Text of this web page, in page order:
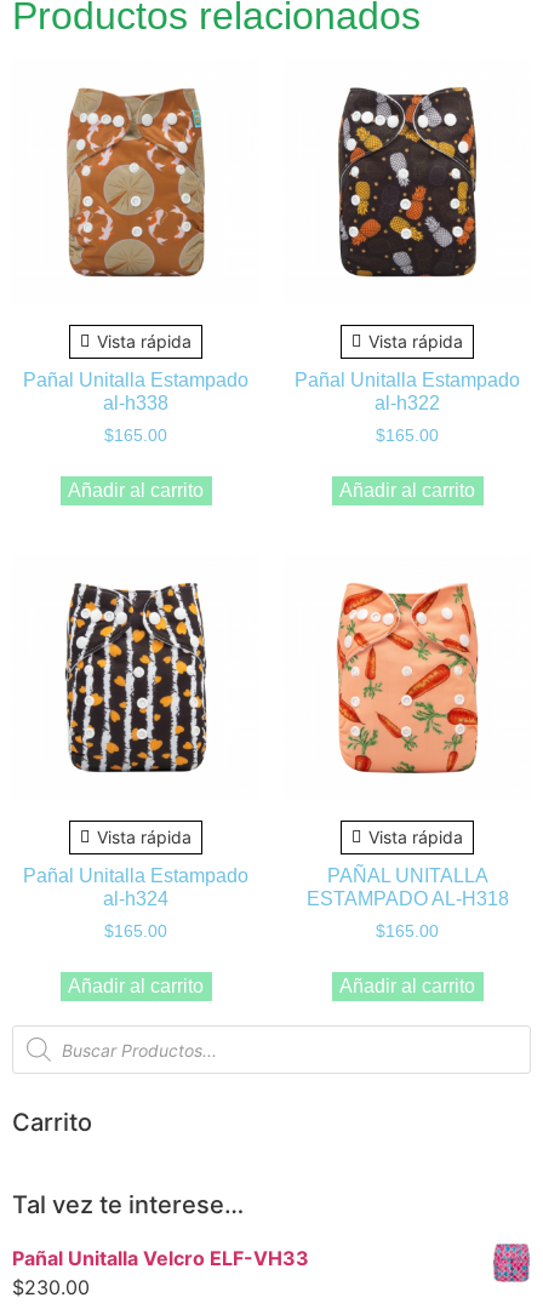
Productos relacionados
Vista rápida
Pañal Unitalla Estampado
al-h338
$165.00
Añadir al carrito
Vista rápida
Pañal Unitalla Estampado
al-h322
$165.00
Añadir al carrito
Vista rápida
Pañal Unitalla Estampado
al-h324
$165.00
Añadir al carrito
Vista rápida
PAÑAL UNITALLA
ESTAMPADO AL-H318
$165.00
Añadir al carrito
Carrito
Tal vez te interese…
Pañal Unitalla Velcro ELF-VH33
$230.00